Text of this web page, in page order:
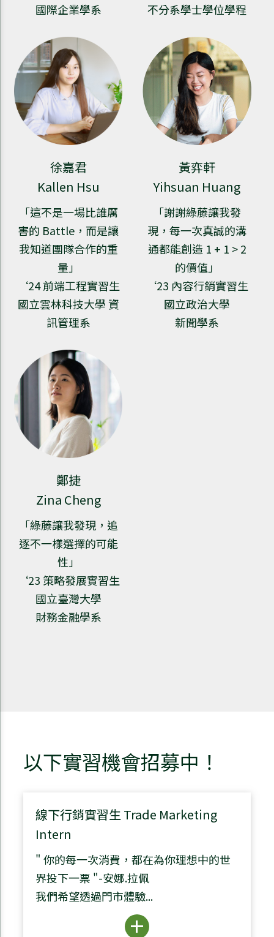
國際企業學系
不分系學士學位學程
徐嘉君
Kallen Hsu
「這不是一場比誰厲
害的 Battle，而是讓
我知道團隊合作的重
量」
‘24 前端工程實習生
國立雲林科技大學 資
訊管理系
黃弈軒
Yihsuan Huang
「謝謝綠藤讓我發
現，每一次真誠的溝
通都能創造 1 + 1 > 2
的價值」
‘23 內容行銷實習生
國立政治大學
新聞學系
鄭捷
Zina Cheng
「綠藤讓我發現，追
逐不一樣選擇的可能
性」
‘23 策略發展實習生
國立臺灣大學
財務金融學系
以下實習機會招募中！
線下行銷實習生 Trade Marketing
Intern
" 你的每一次消費，都在為你理想中的世
界投下一票 "-安娜.拉佩
我們希望透過門市體驗...